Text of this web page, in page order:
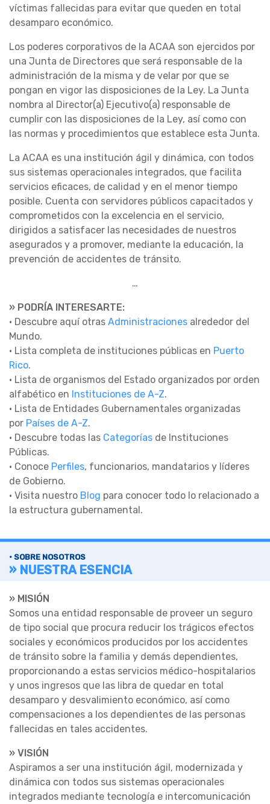
víctimas fallecidas para evitar que queden en total
desamparo económico.
Los poderes corporativos de la ACAA son ejercidos por
una Junta de Directores que será responsable de la
administración de la misma y de velar por que se
pongan en vigor las disposiciones de la Ley. La Junta
nombra al Director(a) Ejecutivo(a) responsable de
cumplir con las disposiciones de la Ley, así como con
las normas y procedimientos que establece esta Junta.
La ACAA es una institución ágil y dinámica, con todos
sus sistemas operacionales integrados, que facilita
servicios eficaces, de calidad y en el menor tiempo
posible. Cuenta con servidores públicos capacitados y
comprometidos con la excelencia en el servicio,
dirigidos a satisfacer las necesidades de nuestros
asegurados y a promover, mediante la educación, la
prevención de accidentes de tránsito.
…
» PODRÍA INTERESARTE:
• Descubre aquí otras Administraciones alrededor del
Mundo.
• Lista completa de instituciones públicas en Puerto
Rico.
• Lista de organismos del Estado organizados por orden
alfabético en Instituciones de A-Z.
• Lista de Entidades Gubernamentales organizadas
por Países de A-Z.
• Descubre todas las Categorías de Instituciones
Públicas.
• Conoce Perfiles, funcionarios, mandatarios y líderes
de Gobierno.
• Visita nuestro Blog para conocer todo lo relacionado a
la estructura gubernamental.
• SOBRE NOSOTROS
» NUESTRA ESENCIA
» MISIÓN
Somos una entidad responsable de proveer un seguro
de tipo social que procura reducir los trágicos efectos
sociales y económicos producidos por los accidentes
de tránsito sobre la familia y demás dependientes,
proporcionando a estas servicios médico-hospitalarios
y unos ingresos que las libra de quedar en total
desamparo y desvalimiento económico, así como
compensaciones a los dependientes de las personas
fallecidas en tales accidentes.
» VISIÓN
Aspiramos a ser una institución ágil, modernizada y
dinámica con todos sus sistemas operacionales
integrados mediante tecnología e intercomunicación